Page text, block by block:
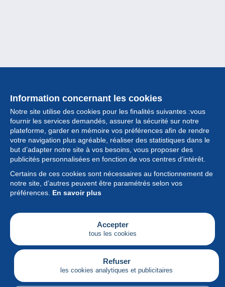
Information concernant les cookies
Notre site utilise des cookies pour les finalités suivantes :vous
fournir les services demandés, assurer la sécurité sur notre
plateforme, garder en mémoire vos préférences afin de rendre
votre navigation plus agréable, réaliser des statistiques dans le
but d’adapter notre site à vos besoins, vous proposer des
publicités personnalisées en fonction de vos centres d’intérêt.
Certains de ces cookies sont nécessaires au fonctionnement de
notre site, d’autres peuvent être paramétrés selon vos
préférences. En savoir plus
Accepter
tous les cookies
Refuser
les cookies analytiques et publicitaires
Collection
Actualités
Fonctionnalités
Société
Services
Articles